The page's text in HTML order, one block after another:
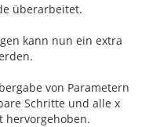
überarbeitet.
kann nun ein extra
von Parametern
Schritte und alle x